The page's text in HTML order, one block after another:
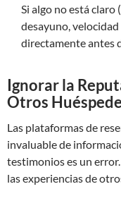
Si algo no está
desayuno,
directamente antes
Ignorar la
Otros
Las plataformas de
invaluable de
testimonios es un
las experiencias de